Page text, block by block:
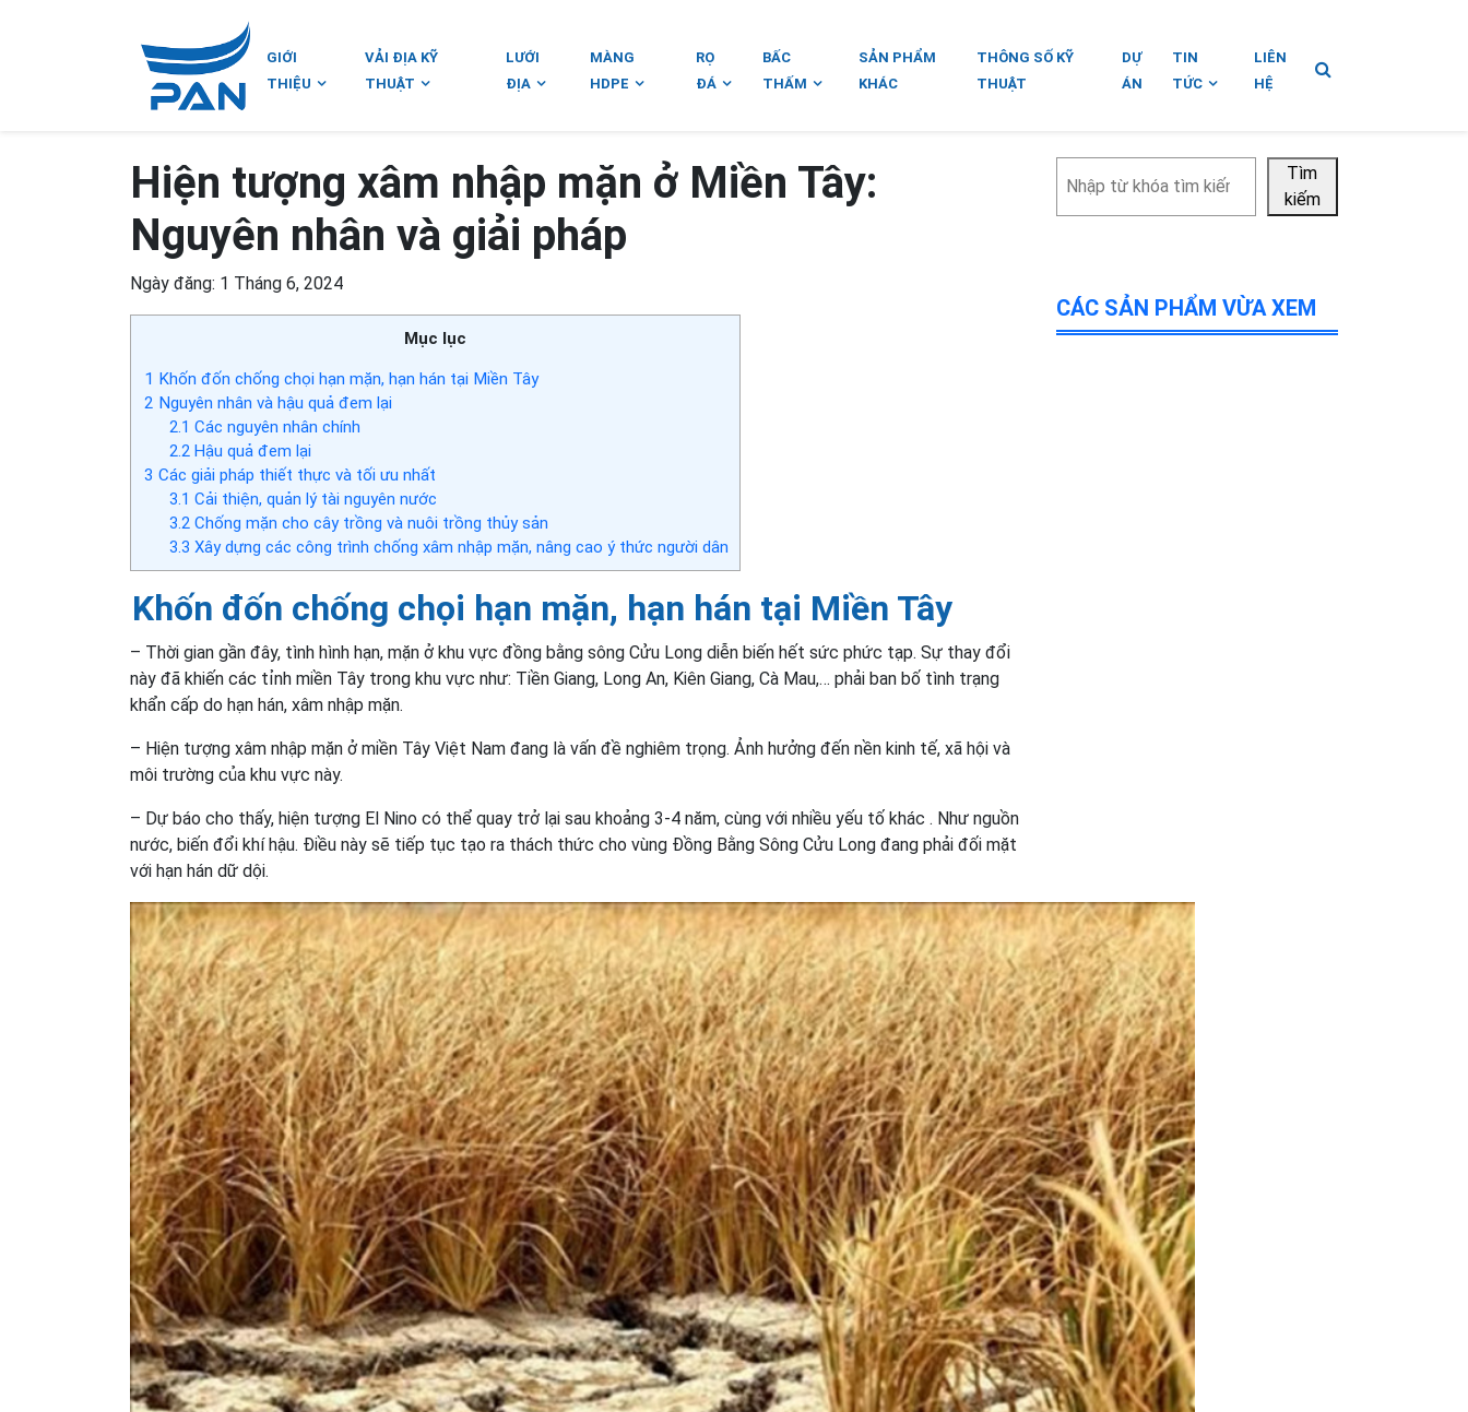
GIỚI
THIỆU
VẢI ĐỊA KỸ
THUẬT
LƯỚI
ĐỊA
MÀNG
HDPE
RỌ
ĐÁ
BẤC
THẤM
SẢN PHẨM
KHÁC
THÔNG SỐ KỸ
THUẬT
DỰ
ÁN
TIN
TỨC
LIÊN
HỆ
Hiện tượng xâm nhập mặn ở Miền Tây:
Nguyên nhân và giải pháp
Ngày đăng: 1 Tháng 6, 2024
Mục lục
1 Khốn đốn chống chọi hạn mặn, hạn hán tại Miền Tây
2 Nguyên nhân và hậu quả đem lại
2.1 Các nguyên nhân chính
2.2Hậu quả đem lại
3 Các giải pháp thiết thực và tối ưu nhất
3.1 Cải thiện, quản lý tài nguyên nước
3.2Chống mặn cho cây trồng và nuôi trồng thủy sản
3.3 Xây dựng các công trình chống xâm nhập mặn, nâng cao ý thức người dân
Khốn đốn chống chọi hạn mặn, hạn hán tại Miền Tây
– Thời gian gần đây, tình hình hạn, mặn ở khu vực đồng bằng sông Cửu Long diễn biến hết sức phức tạp. Sự thay đổi
này đã khiến các tỉnh miền Tây trong khu vực như: Tiền Giang, Long An, Kiên Giang, Cà Mau,… phải ban bố tình trạng
khẩn cấp do hạn hán, xâm nhập mặn.
– Hiện tượng xâm nhập mặn ở miền Tây Việt Nam đang là vấn đề nghiêm trọng. Ảnh hưởng đến nền kinh tế, xã hội và
môi trường của khu vực này.
– Dự báo cho thấy, hiện tượng El Nino có thể quay trở lại sau khoảng 3-4 năm, cùng với nhiều yếu tố khác . Như nguồn
nước, biến đổi khí hậu. Điều này sẽ tiếp tục tạo ra thách thức cho vùng Đồng Bằng Sông Cửu Long đang phải đối mặt
với hạn hán dữ dội.
kiếm
Tìm
kiếm
CÁC SẢN PHẨM VỪA XEM